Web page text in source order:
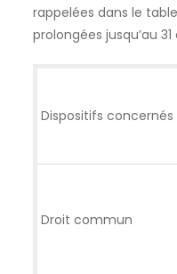
rappelées dans le
prolongées jusqu’au
Dispositifs concernés
Droit commun